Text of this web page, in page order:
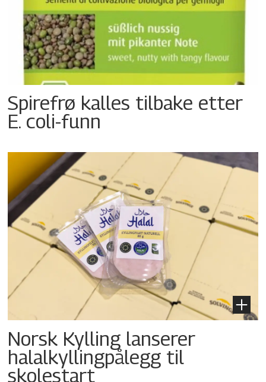
Spirefrø kalles tilbake etter
E. coli-funn
Norsk Kylling lanserer
halalkyllingpålegg til
skolestart